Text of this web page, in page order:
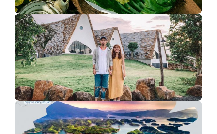
Nguồn gốc đằng sau những biểu tượng ngày Tết
Nguyên đán
Check-in bảo tàng cafe Buôn Mê Thuột